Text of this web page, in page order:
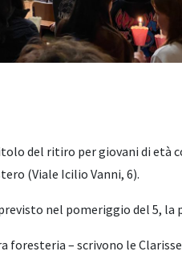
del ritiro per giovani di età
(Viale Icilio Vanni, 6).
nel pomeriggio del 5,
foresteria – scrivono le